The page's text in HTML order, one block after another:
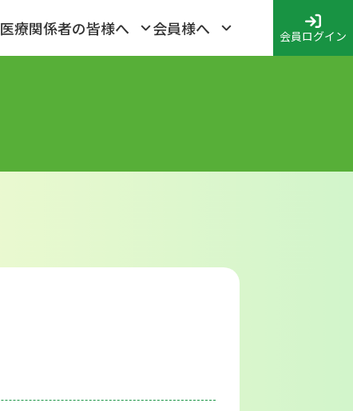
医療関係者の皆様へ 会員様へ 会員ログイン